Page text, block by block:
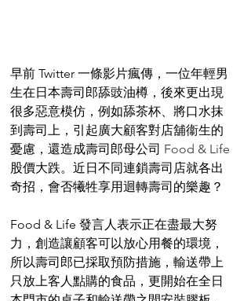
早前 Twitter 一條影片瘋傳，一位年輕男
生在日本壽司郎舔豉油樽，後來更出現
很多惡意模仿，例如舔茶杯、將口水抹
到壽司上，引起廣大顧客對店舖衞生的
憂慮，還造成壽司郎母公司 Food & Life
股價大跌。近日不同連鎖壽司店就各出
奇招，會否犧牲享用迴轉壽司的樂趣？
Food & Life 發言人表示正在盡最大努
力，創造讓顧客可以放心用餐的環境，
所以壽司郎已採取預防措施，輸送帶上
只放上客人點購的食品，更開始在全日